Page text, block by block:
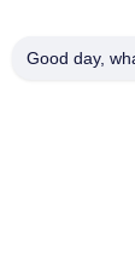
공장 여행
Good day,